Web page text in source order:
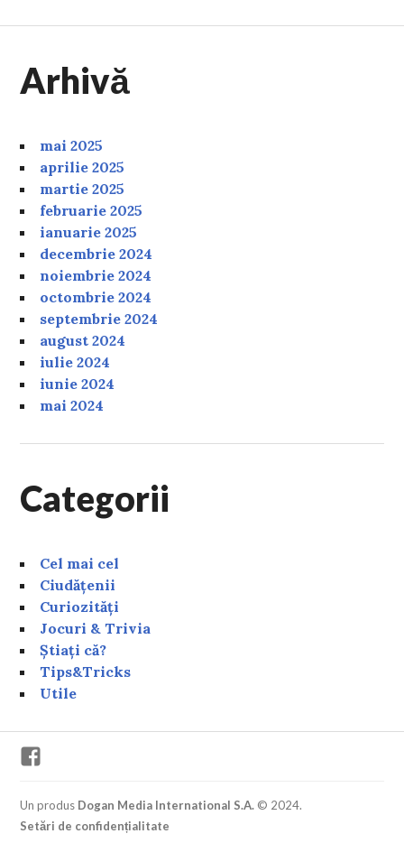
Arhivă
mai 2025
aprilie 2025
martie 2025
februarie 2025
ianuarie 2025
decembrie 2024
noiembrie 2024
octombrie 2024
septembrie 2024
august 2024
iulie 2024
iunie 2024
mai 2024
Categorii
Cel mai cel
Ciudățenii
Curiozități
Jocuri & Trivia
Știați că?
Tips&Tricks
Utile
Un produs Dogan Media International S.A. © 2024.
Setări de confidențialitate